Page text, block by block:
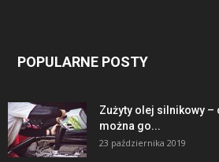
POPULARNE POSTY
Zużyty olej silnikowy
można go...
23 października 2019